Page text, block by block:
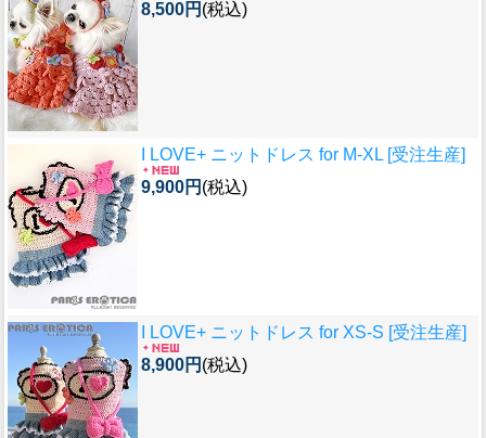
8,500円 (税込)
I LOVE+ ニットドレス for M-XL [受注生産]
9,900円 (税込)
I LOVE+ ニットドレス for XS-S [受注生産]
8,900円 (税込)